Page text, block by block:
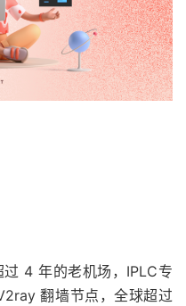
4 年的老机场，IPLC专
翻墙节点，全球超过